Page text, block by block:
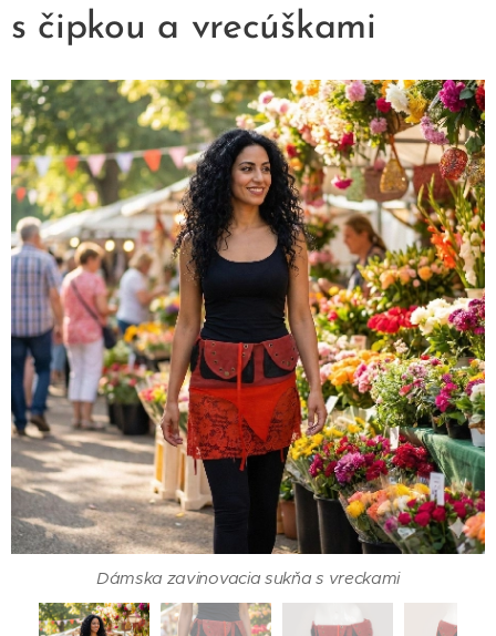
s čipkou a vrecúškami
Dámska zavinovacia sukňa s vreckami
Dámska zavinovacia sukňa s vreckami - detail
Dámska zavinovacia sukňa s vreckami
Dámska zavinovacia sukňa s vreckami
Dámska zavinovacia sukňa s vreckami